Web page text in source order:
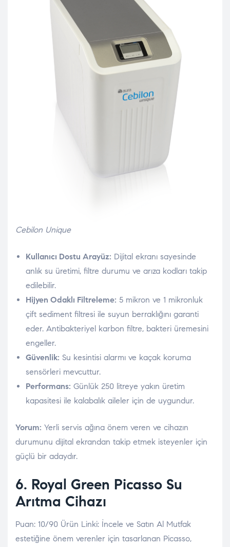
Cebilon Unique
Kullanıcı Dostu Arayüz: Dijital ekranı sayesinde
anlık su üretimi, filtre durumu ve arıza kodları takip
edilebilir.
Hijyen Odaklı Filtreleme: 5 mikron ve 1 mikronluk
çift sediment filtresi ile suyun berraklığını garanti
eder. Antibakteriyel karbon filtre, bakteri üremesini
engeller.
Güvenlik: Su kesintisi alarmı ve kaçak koruma
sensörleri mevcuttur.
Performans: Günlük 250 litreye yakın üretim
kapasitesi ile kalabalık aileler için de uygundur.
Yorum: Yerli servis ağına önem veren ve cihazın
durumunu dijital ekrandan takip etmek isteyenler için
güçlü bir adaydır.
6. Royal Green Picasso Su
Arıtma Cihazı
Puan: 10/90 Ürün Linki: İncele ve Satın Al Mutfak
estetiğine önem verenler için tasarlanan Picasso,